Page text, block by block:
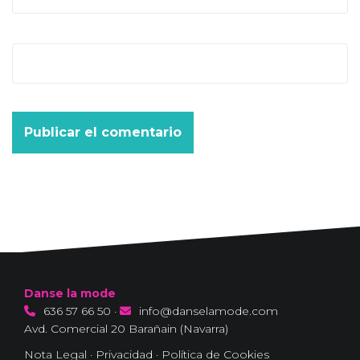
Danse la mode
636 57 66 50 ·
info@danselamode.com
Avd. Comercial 20 Barañain (Navarra)
Nota Legal · Privacidad · Política de Cookies